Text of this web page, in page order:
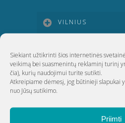
Siekiant užtikrinti šios internetinės
veikimą bei suasmenintų reklaminį turinį
čia), kurių naudojimui turite sutikti.
Atkreipiame dėmesį, jog būtinieji slapukai
nuo Jūsų sutikimo.
Priimti
VILNIUS
KAUNAS
KLAIPĖDA
ŠIAULIAI